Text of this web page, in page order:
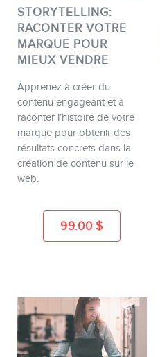
STORYTELLING:
RACONTER VOTRE
MARQUE POUR
MIEUX VENDRE
Apprenez à créer du
contenu engageant et à
raconter l’histoire de votre
marque pour obtenir des
résultats concrets dans la
création de contenu sur le
web.
99.00 $